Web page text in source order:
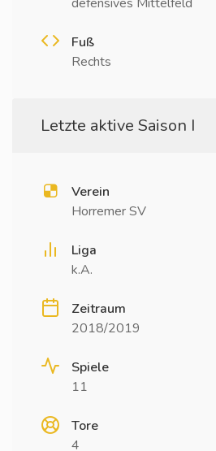
Fuß
Rechts
Letzte aktive Saison I
Verein
Horremer SV
Liga
k.A.
Zeitraum
2018/2019
Spiele
11
Tore
4